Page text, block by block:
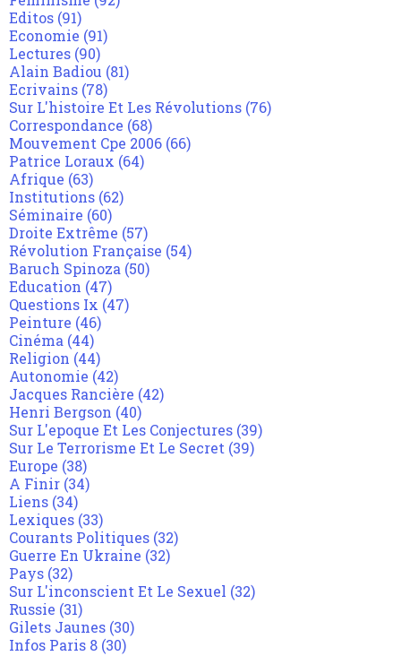
Editos (91)
Economie (91)
Lectures (90)
Alain Badiou (81)
Ecrivains (78)
Sur L'histoire Et Les Révolutions (76)
Correspondance (68)
Mouvement Cpe 2006 (66)
Patrice Loraux (64)
Afrique (63)
Institutions (62)
Séminaire (60)
Droite Extrême (57)
Révolution Française (54)
Baruch Spinoza (50)
Education (47)
Questions Ix (47)
Peinture (46)
Cinéma (44)
Religion (44)
Autonomie (42)
Jacques Rancière (42)
Henri Bergson (40)
Sur L'epoque Et Les Conjectures (39)
Sur Le Terrorisme Et Le Secret (39)
Europe (38)
A Finir (34)
Liens (34)
Lexiques (33)
Courants Politiques (32)
Guerre En Ukraine (32)
Pays (32)
Sur L'inconscient Et Le Sexuel (32)
Russie (31)
Gilets Jaunes (30)
Infos Paris 8 (30)